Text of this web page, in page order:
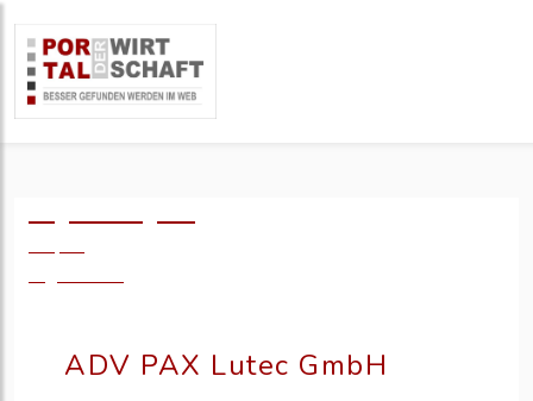
ADV PAX Lutec GmbH